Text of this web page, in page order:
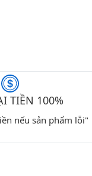
TIỀN 100%
nếu sản phẩm lỗi"